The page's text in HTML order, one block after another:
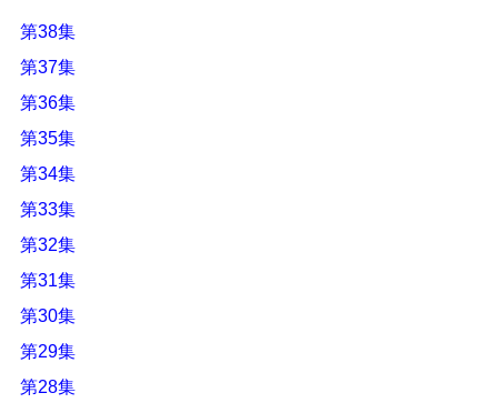
第38集
第37集
第36集
第35集
第34集
第33集
第32集
第31集
第30集
第29集
第28集